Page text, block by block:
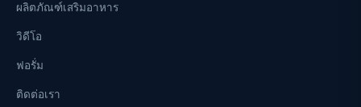
ผลิตภัณฑ์เสริมอาหาร
วิดีโอ
ฟอรั่ม
ติดต่อเรา